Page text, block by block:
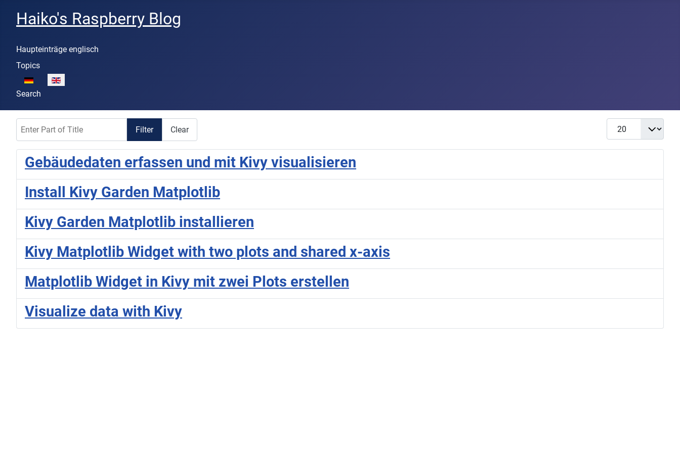
Haiko's Raspberry Blog
Haupteinträge englisch
Topics
Select your language
Search
Filter Clear
Display #
Gebäudedaten erfassen und mit Kivy visualisieren
Install Kivy Garden Matplotlib
Kivy Garden Matplotlib installieren
Kivy Matplotlib Widget with two plots and shared x-axis
Matplotlib Widget in Kivy mit zwei Plots erstellen
Visualize data with Kivy